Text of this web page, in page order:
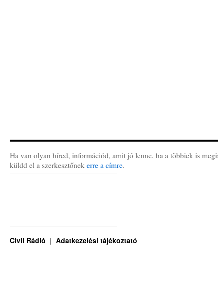
Ha van olyan híred, információd, amit jó lenne, ha a többiek is
küldd el a szerkesztőnek erre a címre.
Civil Rádió Adatkezelési tájékoztató